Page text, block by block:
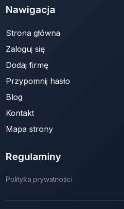
Nawigacja
Strona główna
Zaloguj się
Dodaj firmę
Przypomnij hasło
Blog
Kontakt
Mapa strony
Regulaminy
Polityka prywatności